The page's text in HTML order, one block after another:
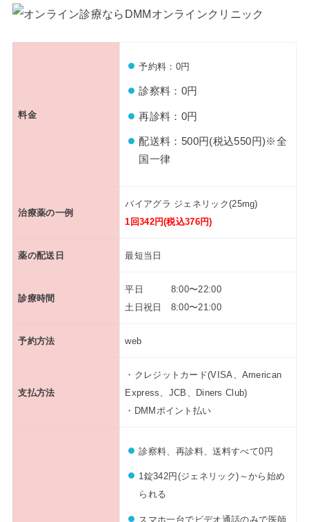
料金
予約料：0円
診察料：0円
再診料：0円
配送料：500円(税込550円)※全
国一律
治療薬の一例
バイアグラ ジェネリック(25mg)
1回342円(税込376円)
薬の配送日 最短当日
診療時間
平日 8:00〜22:00
土日祝日 8:00〜21:00
予約方法 web
支払方法
・クレジットカード(VISA、American
Express、JCB、Diners Club)
・DMMポイント払い
診察料、再診料、送料すべて0円
1錠342円(ジェネリック)～から始め
られる
スマホ一台でビデオ通話のみで医師